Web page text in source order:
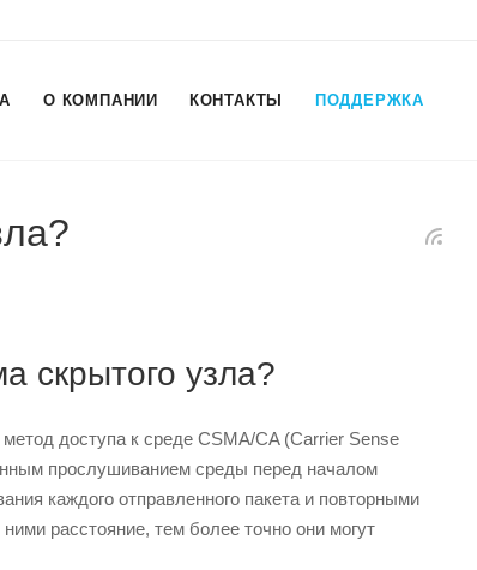
О КОМПАНИИ КОНТАКТЫ ПОДДЕРЖКА
скрытого узла?
доступа к среде CSMA/CA (Carrier Sense
прослушиванием среды перед началом
каждого отправленного пакета и повторными
расстояние, тем более точно они могут